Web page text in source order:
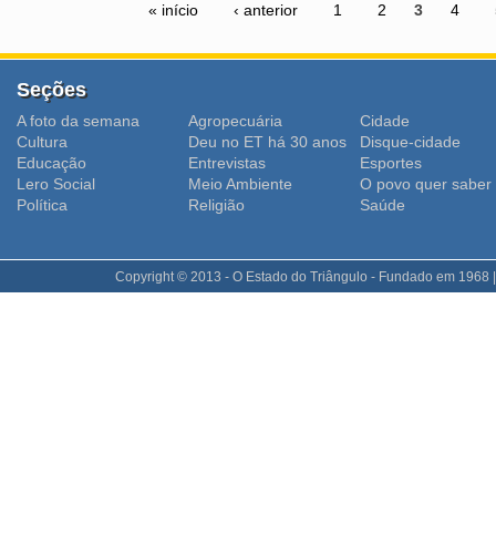
« início ‹ anterior 1 2 3 4
Seções
A foto da semana Agropecuária
Cidade
Cultura
Deu no ET há 30 anos
Disque-cidade
Educação
Entrevistas
Esportes
Lero Social
Meio Ambiente
O povo quer saber
Polí­tica
Religião Saúde
Copyright © 2013 - O Estado do Triângulo - Fundado em